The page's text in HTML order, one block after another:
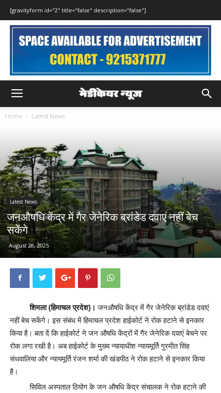
[gravityform id="2" title="false" description="false"]
Home Latest News
Latest News
जनऔषधि केंद्र में गैर जेनेरिक ब्रांडेड दवाएं नहीं बेच
सकेंगे
August 28, 2025
शिमला (हिमाचल प्रदेश)। जनऔषधि केंद्र में गैर जेनेरिक ब्रांडेड दवाएं
नहीं बेच सकेंगे। इस संबंध में हिमाचल प्रदेश हाईकोर्ट ने रोक हटाने से इनकार
किया है। बता दें कि हाईकोर्ट ने जन औषधि केंद्रों में गैर जेनेरिक दवाएं बेचने पर
रोक लगा रखी है। अब हाईकोर्ट के मुख्य न्यायाधीश न्यायमूर्ति गुरमीत सिंह
संधवालिया और न्यायमूर्ति रंजन शर्मा की खंडपीठ ने रोक हटाने से इनकार किया
है।
सिविल अस्पताल ठियोग के जन औषधि केंद्र संचालक ने रोक हटाने की